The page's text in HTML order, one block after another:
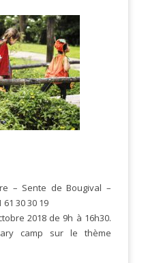
– Sente de Bougival –
30 30 19
2018 de 9h à 16h30.
camp sur le thème